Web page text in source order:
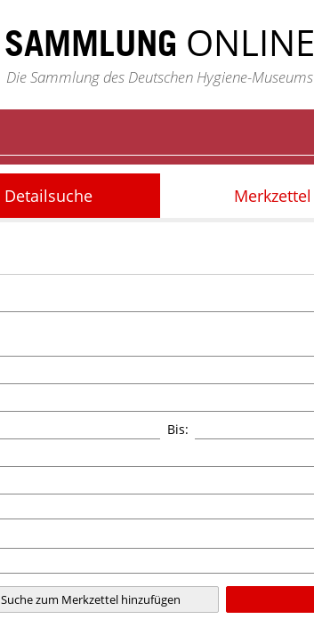
SAMMLUNG ONLINE
Die Sammlung des Deutschen Hygiene-Museums
Detailsuche Merkzettel
Bis:
Suche zum Merkzettel hinzufügen